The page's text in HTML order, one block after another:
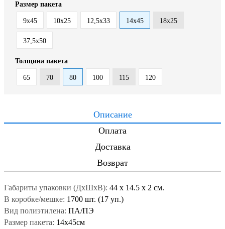
Размер пакета
9х45 10x25 12,5х33 14х45 18x25
37,5х50
Толщина пакета
65 70 80 100 115 120
Описание
Оплата
Доставка
Возврат
Габариты упаковки (ДxШxВ): 44 x 14.5 x 2 см.
В коробке/мешке: 1700 шт. (17 уп.)
Вид полиэтилена: ПА/ПЭ
Размер пакета: 14х45см